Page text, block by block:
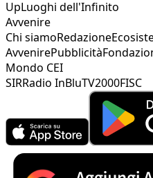
UpLuoghi dell'Infinito
Avvenire
Chi siamoRedazione
AvvenirePubblicità
Mondo CEI
SIRRadio InBluTV2000FISC